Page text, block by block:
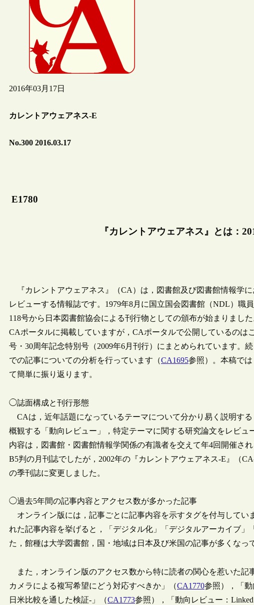
2016年03月17日
カレントアウェアネス-E
No.300 2016.03.17
E1780
『カレントアウェアネス』とは：
『カレントアウェアネス』（CA）は，図書館及び図書館情報学
レビューする情報誌です。1979年8月に国立国会図書館（NDL）職
118号から日本図書館協会による刊行物としての頒布が始まりまし
CAポータルに掲載していますが，CAポータルで公開しているのは
号・30周年記念特別号（2009年6月刊行）にまとめられています。
での記事についての分析を行っています（CA1695参照）。本稿では
て簡単に振り返ります。
◯誌面構成と刊行形態
CAは，近年話題になっているテーマについて分かり易く説明す
概観する「動向レビュー」，特定テーマに関する研究論文をレビ
内容は，図書館・図書館情報学関係の有識者を交えて年4回開催さ
B5判の月刊誌でしたが，2002年の『カレントアウェアネス-E』（
の季刊誌に変更しました。
◯過去5年間の記事内容とアクセス数が多かった記事
オンライン版には，記事ごとに記事内容を示すタグを付与してい
れた記事内容を挙げると，「デジタル化」「デジタルアーカイブ」
た，館種は大学図書館，国・地域は日本及び米国の記事が多くなっ
また，オンライン版のアクセス数から特に読者の関心を惹いた記
カメラによる複写希望にどう対応すべきか」（CA1770参照），「
日米比較を通した検証-」（CA1773参照），「動向レビュー：